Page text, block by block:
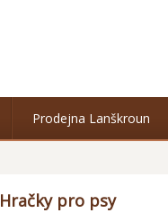
Prodejna Lanškroun
Hračky pro psy